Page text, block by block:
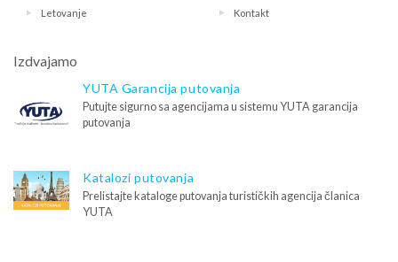
Letovanje Kontakt
Izdvajamo
YUTA Garancija putovanja
Putujte sigurno sa agencijama u sistemu YUTA garancija
putovanja
Katalozi putovanja
Prelistajte kataloge putovanja turističkih agencija članica
YUTA